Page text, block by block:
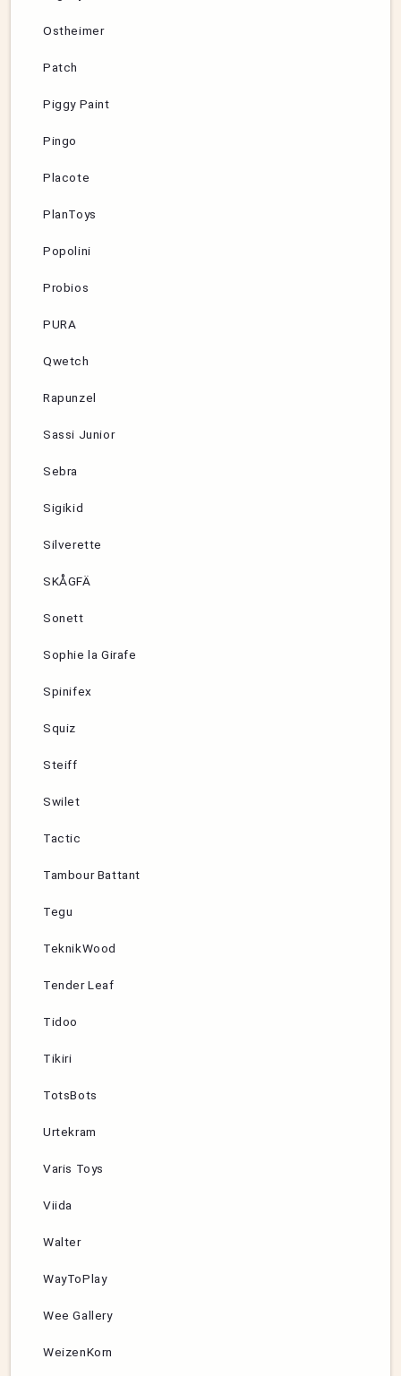
Ostheimer
Patch
Piggy Paint
Pingo
Placote
PlanToys
Popolini
Probios
PURA
Qwetch
Rapunzel
Sassi Junior
Sebra
Sigikid
Silverette
SKÅGFÄ
Sonett
Sophie la Girafe
Spinifex
Squiz
Steiff
Swilet
Tactic
Tambour Battant
Tegu
TeknikWood
Tender Leaf
Tidoo
Tikiri
TotsBots
Urtekram
Varis Toys
Viida
Walter
WayToPlay
Wee Gallery
WeizenKorn